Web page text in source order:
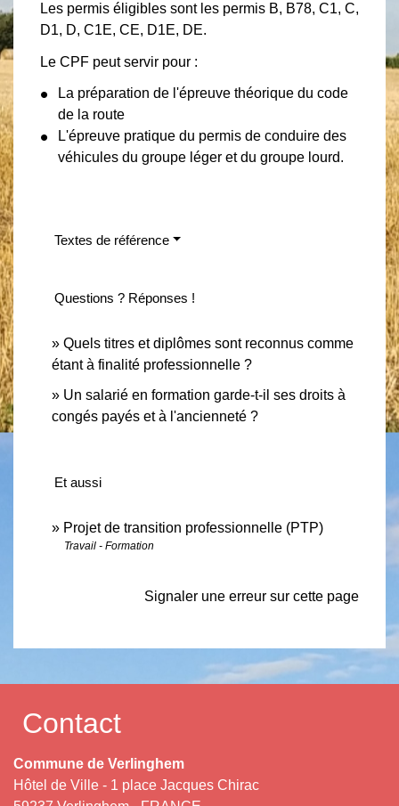
Les permis éligibles sont les permis B, B78, C1, C,
D1, D, C1E, CE, D1E, DE.
Le CPF peut servir pour :
La préparation de l'épreuve théorique du code
de la route
L'épreuve pratique du permis de conduire des
véhicules du groupe léger et du groupe lourd.
Textes de référence
Questions ? Réponses !
Quels titres et diplômes sont reconnus comme
étant à finalité professionnelle ?
Un salarié en formation garde-t-il ses droits à
congés payés et à l'ancienneté ?
Et aussi
Projet de transition professionnelle (PTP)
Travail - Formation
Signaler une erreur sur cette page
Contact
Commune de Verlinghem
Hôtel de Ville - 1 place Jacques Chirac